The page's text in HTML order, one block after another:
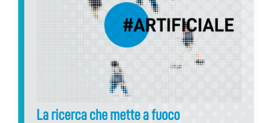
La ricerca che mette a fuoco